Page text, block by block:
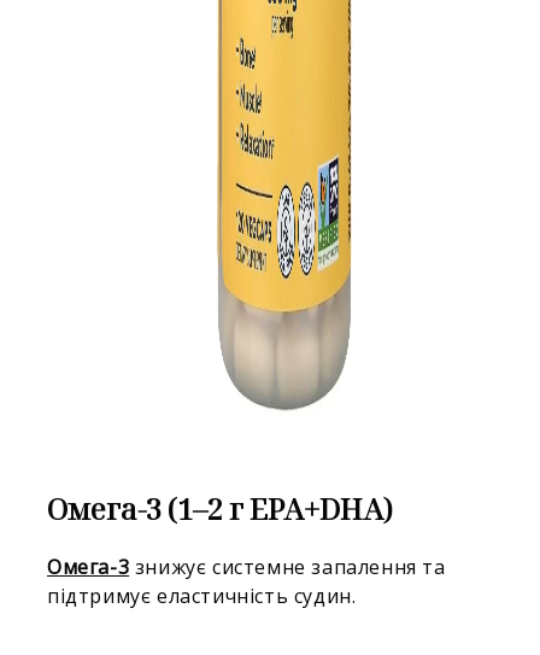
Омега-3 (1–2 г EPA+DHA)
Омега-3 знижує системне запалення та
підтримує еластичність судин.